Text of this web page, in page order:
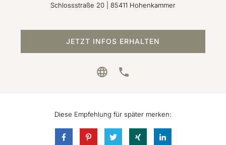
Schlossstraße 20 85411 Hohenkammer
JETZT INFOS ERHALTEN
Diese Empfehlung für später merken: